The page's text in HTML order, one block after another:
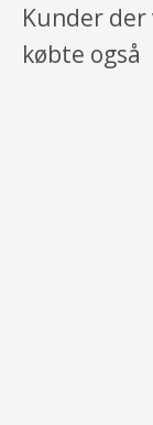
Kunder
købte også